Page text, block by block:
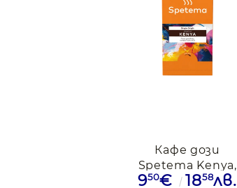
Кафе дози
Spetema Kenya,
18 дози
950€ 1858лв.